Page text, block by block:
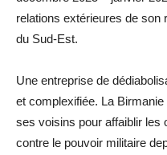
relations extérieures de son
du Sud-Est.
Une entreprise de
et complexifiée. La
ses voisins pour affaiblir les
contre le pouvoir militaire